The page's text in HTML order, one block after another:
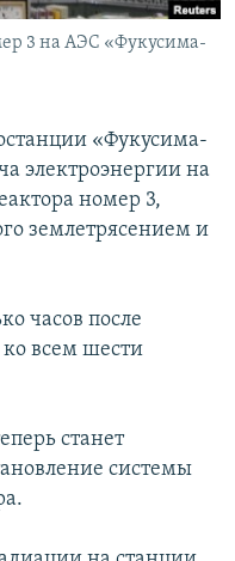
3 на АЭС «Фукусима-
«Фукусима-
электроэнергии на
номер 3,
землетрясением и
часов после
ко всем шести
станет
системы